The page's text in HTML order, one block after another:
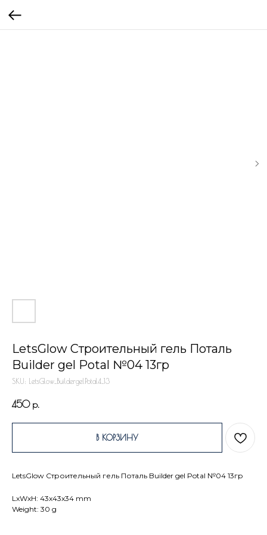
LetsGlow Строительный гель Поталь
Builder gel Potal №04 13гр
SKU: LetsGlow_BuildergelPotal4_13
450 р.
В КОРЗИНУ
LetsGlow Строительный гель Поталь Builder gel Potal №04 13гр
LxWxH: 43x43x34 mm
Weight: 30 g